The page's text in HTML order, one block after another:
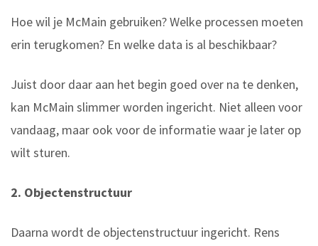
Hoe wil je McMain gebruiken? Welke processen moeten
erin terugkomen? En welke data is al beschikbaar?
Juist door daar aan het begin goed over na te denken,
kan McMain slimmer worden ingericht. Niet alleen voor
vandaag, maar ook voor de informatie waar je later op
wilt sturen.
2. Objectenstructuur
Daarna wordt de objectenstructuur ingericht. Rens